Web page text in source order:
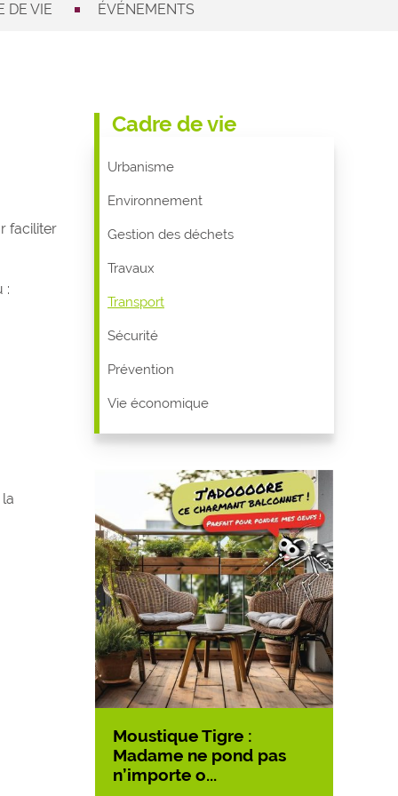
DE VIE ÉVÉNEMENTS
faciliter
:
Cadre de vie
Urbanisme
Environnement
Gestion des déchets
Travaux
Transport
Sécurité
Prévention
Vie économique
Moustique Tigre :
Madame ne pond pas
n’importe o...